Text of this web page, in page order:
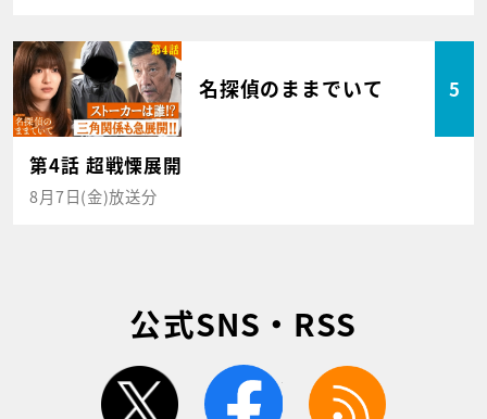
名探偵のままでいて 5
第4話 超戦慄展開
8月7日(金)放送分
公式SNS・RSS
twitter facebook